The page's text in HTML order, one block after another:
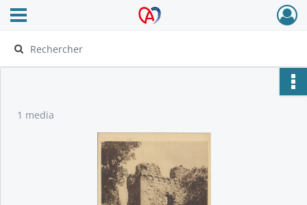
Archives Alsace - Colmar
Ouvrir le menu déroulant
1 media